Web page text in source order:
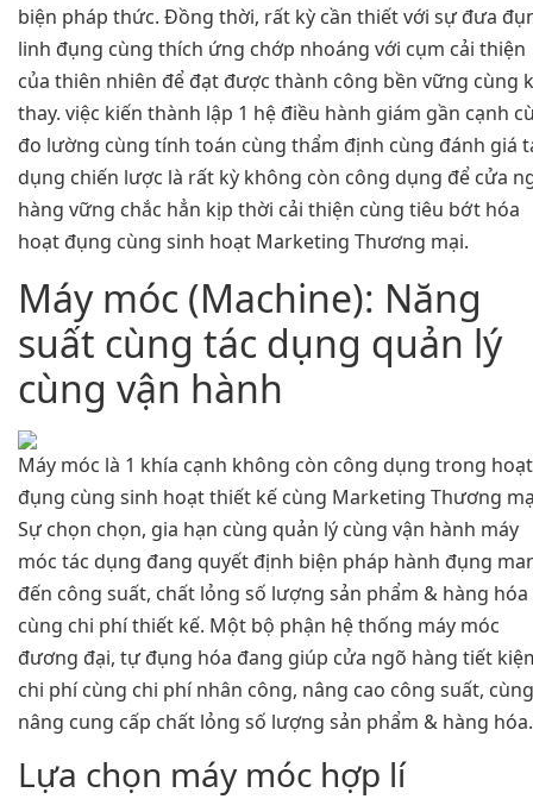
biện pháp thức. Đồng thời, rất kỳ cần thiết với sự đưa
linh đụng cùng thích ứng chớp nhoáng với cụm cải thiện
của thiên nhiên để đạt được thành công bền vững cùng
thay. việc kiến thành lập 1 hệ điều hành giám gần cạnh
đo lường cùng tính toán cùng thẩm định cùng đánh giá
dụng chiến lược là rất kỳ không còn công dụng để cửa
hàng vững chắc hẳn kịp thời cải thiện cùng tiêu bớt hóa
hoạt đụng cùng sinh hoạt Marketing Thương mại.
Máy móc (Machine): Năng
suất cùng tác dụng quản lý
cùng vận hành
Máy móc là 1 khía cạnh không còn công dụng trong hoạt
đụng cùng sinh hoạt thiết kế cùng Marketing Thương
Sự chọn chọn, gia hạn cùng quản lý cùng vận hành máy
móc tác dụng đang quyết định biện pháp hành đụng
đến công suất, chất lỏng số lượng sản phẩm & hàng hóa
cùng chi phí thiết kế. Một bộ phận hệ thống máy móc
đương đại, tự đụng hóa đang giúp cửa ngõ hàng tiết
chi phí cùng chi phí nhân công, nâng cao công suất, cùng
nâng cung cấp chất lỏng số lượng sản phẩm & hàng hóa.
Lựa chọn máy móc hợp lí